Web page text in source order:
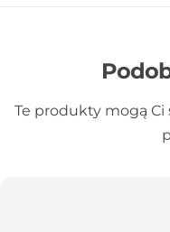
Te produkty mogą Ci